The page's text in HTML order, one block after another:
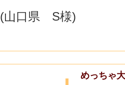
(山口県 S様)
めっちゃ